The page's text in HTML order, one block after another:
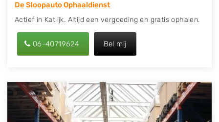
De Sloopauto Ophaaldienst
Actief in Katlijk. Altijd een vergoeding en gratis ophalen.
06-40719624 Bel mij